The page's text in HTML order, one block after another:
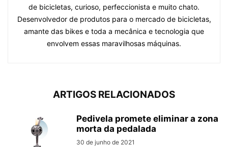
de bicicletas, curioso, perfeccionista e muito chato.
Desenvolvedor de produtos para o mercado de bicicletas,
amante das bikes e toda a mecânica e tecnologia que
envolvem essas maravilhosas máquinas.
ARTIGOS RELACIONADOS
Pedivela promete eliminar a zona
morta da pedalada
30 de junho de 2021